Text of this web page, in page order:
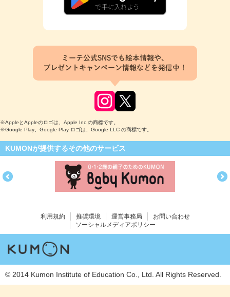
ミーテ公式SNSでも絵本情報や、
プレゼントキャンペーン情報などを発信中！
※AppleとAppleのロゴは、Apple Inc.の商標です。
※Google Play、Google Play ロゴは、Google LLC の商標です。
KUMONが提供するその他のサービス
利用規約 推奨環境 運営事務局
お問い合わせ
ソーシャルメディアポリシー
© 2014 Kumon Institute of Education Co., Ltd. All Rights Reserved.